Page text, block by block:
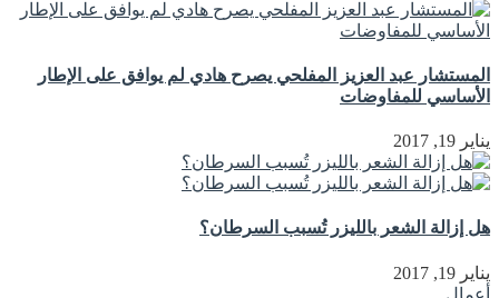
المستشار عبد العزيز المفلحي يصرح هادي لم يوافق على الإطار
الأساسي للمفاوضات
يناير 19, 2017
هل إزالة الشعر بالليزر تُسبب السرطان؟
يناير 19, 2017
أعمال